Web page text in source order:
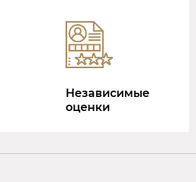
Независимые
оценки